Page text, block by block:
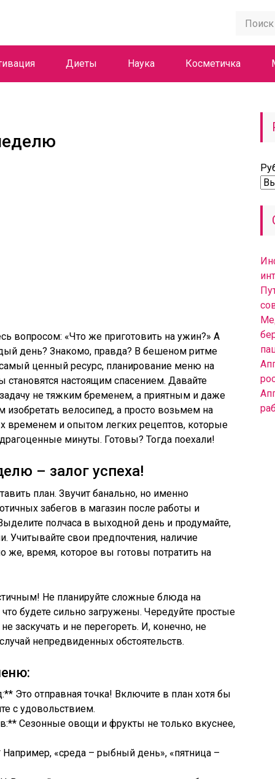
Диеты Наука Косметичка
вопросом: «Что же приготовить на ужин?» А
день? Знакомо, правда? В бешеном ритме
ценный ресурс, планирование меню на
настоящим спасением. Давайте
не тяжким бременем, а приятным и даже
велосипед, а просто возьмем на
временем и опытом легких рецептов, которые
минуты. Готовы? Тогда поехали!
– залог успеха!
план. Звучит банально, но именно
забегов в магазин после работы и
полчаса в выходной день и продумайте,
Учитывайте свои предпочтения, наличие
же, время, которое вы готовы потратить на
Не планируйте сложные блюда на
будете сильно загружены. Чередуйте простые
заскучать и не перегореть. И, конечно, не
непредвиденных обстоятельств.
Это отправная точка! Включите в план хотя бы
с удовольствием.
Сезонные овощи и фрукты не только вкуснее,
«среда – рыбный день», «пятница –